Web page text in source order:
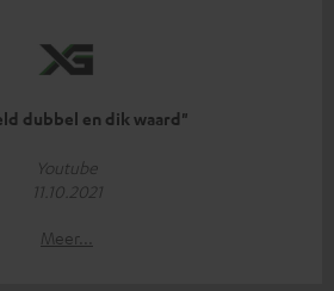
dubbel en dik waard"
Youtube
11.10.2021
Meer...